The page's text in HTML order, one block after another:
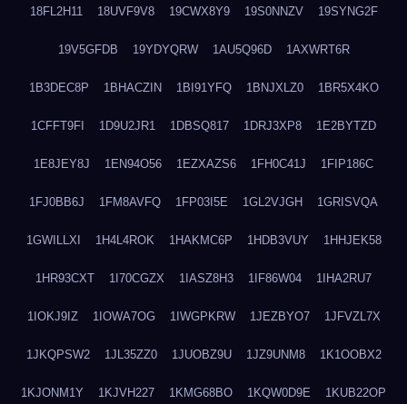
18FL2H11 18UVF9V8 19CWX8Y9 19S0NNZV 19SYNG2F
19V5GFDB 19YDYQRW 1AU5Q96D 1AXWRT6R
1B3DEC8P 1BHACZIN 1BI91YFQ 1BNJXLZ0 1BR5X4KO
1CFFT9FI 1D9U2JR1 1DBSQ817 1DRJ3XP8 1E2BYTZD
1E8JEY8J 1EN94O56 1EZXAZS6 1FH0C41J 1FIP186C
1FJ0BB6J 1FM8AVFQ 1FP03I5E 1GL2VJGH 1GRISVQA
1GWILLXI 1H4L4ROK 1HAKMC6P 1HDB3VUY 1HHJEK58
1HR93CXT 1I70CGZX 1IASZ8H3 1IF86W04 1IHA2RU7
1IOKJ9IZ 1IOWA7OG 1IWGPKRW 1JEZBYO7 1JFVZL7X
1JKQPSW2 1JL35ZZ0 1JUOBZ9U 1JZ9UNM8 1K1OOBX2
1KJONM1Y 1KJVH227 1KMG68BO 1KQW0D9E 1KUB22OP